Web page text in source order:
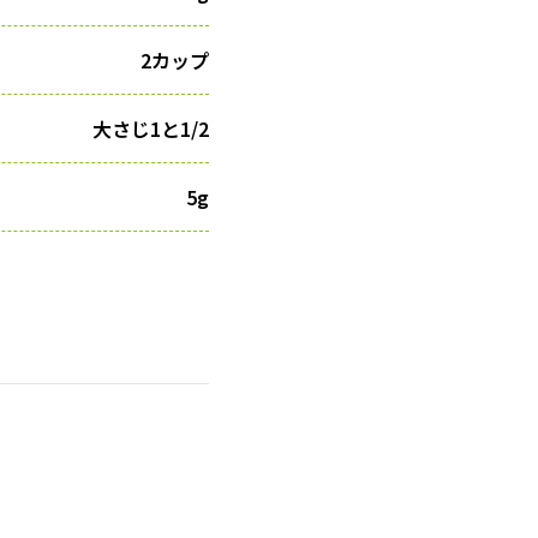
2カップ
大さじ1と1/2
5g